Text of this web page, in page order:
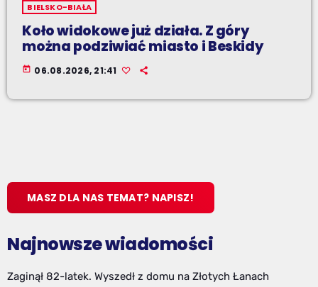
BIELSKO-BIAŁA
Koło widokowe już działa. Z góry
można podziwiać miasto i Beskidy
today 06.08.2026, 21:41
MASZ DLA NAS TEMAT? NAPISZ!
Najnowsze wiadomości
Zaginął 82-latek. Wyszedł z domu na Złotych Łanach